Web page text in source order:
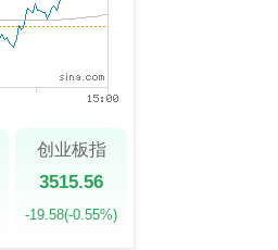
创业板指
3515.56
-19.58(-0.55%)